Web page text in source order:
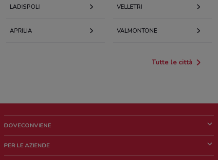
LADISPOLI VELLETRI
APRILIA VALMONTONE
Tutte le città
DOVECONVIENE
Chi siamo
PER LE AZIENDE